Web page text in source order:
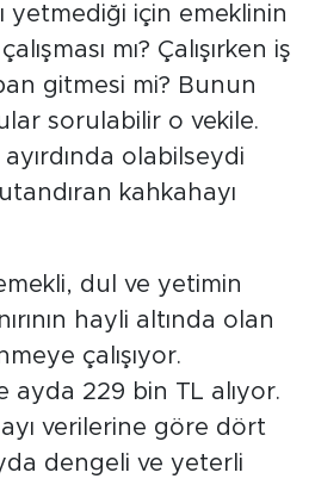
yetmediği için emeklinin
mı? Çalışırken iş
gitmesi mi? Bunun
sorulabilir o vekile.
olabilseydi
kahkahayı
dul ve yetimin
hayli altında olan
çalışıyor.
ayda 229 bin TL alıyor.
verilerine göre dört
dengeli ve yeterli